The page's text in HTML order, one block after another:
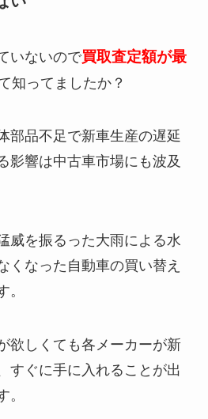
いないので買取査定額が最
知ってましたか？
部品不足で新車生産の遅延
影響は中古車市場にも波及
威を振るった大雨による水
くなった自動車の買い替え
。
欲しくても各メーカーが新
すぐに手に入れることが出
。